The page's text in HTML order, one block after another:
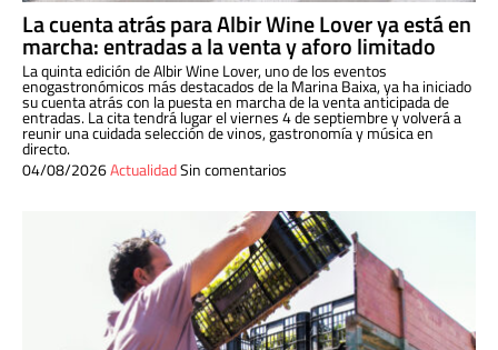
La cuenta atrás para Albir Wine Lover ya está en
marcha: entradas a la venta y aforo limitado
La quinta edición de Albir Wine Lover, uno de los eventos
enogastronómicos más destacados de la Marina Baixa, ya ha iniciado
su cuenta atrás con la puesta en marcha de la venta anticipada de
entradas. La cita tendrá lugar el viernes 4 de septiembre y volverá a
reunir una cuidada selección de vinos, gastronomía y música en
directo.
04/08/2026ActualidadSin comentarios